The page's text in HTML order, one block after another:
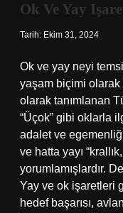
Ok Ve Yay
Tarih: Ekim 31, 2024
Ok ve yay neyi
yaşam biçimi olarak
olarak tanımlanan
“Üçok” gibi oklarla
adalet ve
ve hatta yayı
yorumlamışlardır.
Yay ve ok işaretleri
hedef başarısı,